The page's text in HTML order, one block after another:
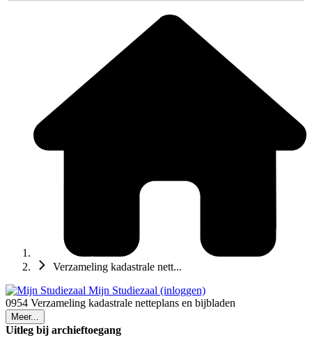
Verzameling kadastrale nett...
Mijn Studiezaal (inloggen)
0954 Verzameling kadastrale netteplans en bijbladen
Meer...
Uitleg bij archieftoegang